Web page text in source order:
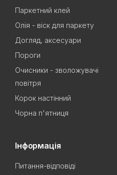
Паркетний клей
Олія - віск для паркету
Догляд, аксесуари
Пороги
Очисники - зволожувачі
повітря
Корок настінний
Чорна п'ятниця
Інформація
Питання-відповіді